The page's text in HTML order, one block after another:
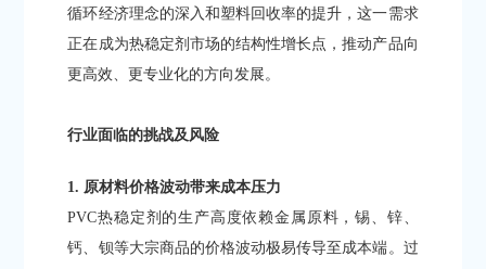
循环经济理念的深入和塑料回收率的提升，这一需求
正在成为热稳定剂市场的结构性增长点，推动产品向
更高效、更专业化的方向发展。
行业面临的挑战及风险
1. 原材料价格波动带来成本压力
PVC热稳定剂的生产高度依赖金属原料，锡、锌、
钙、钡等大宗商品的价格波动极易传导至成本端。过